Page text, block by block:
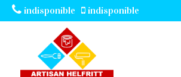
indisponible indisponible